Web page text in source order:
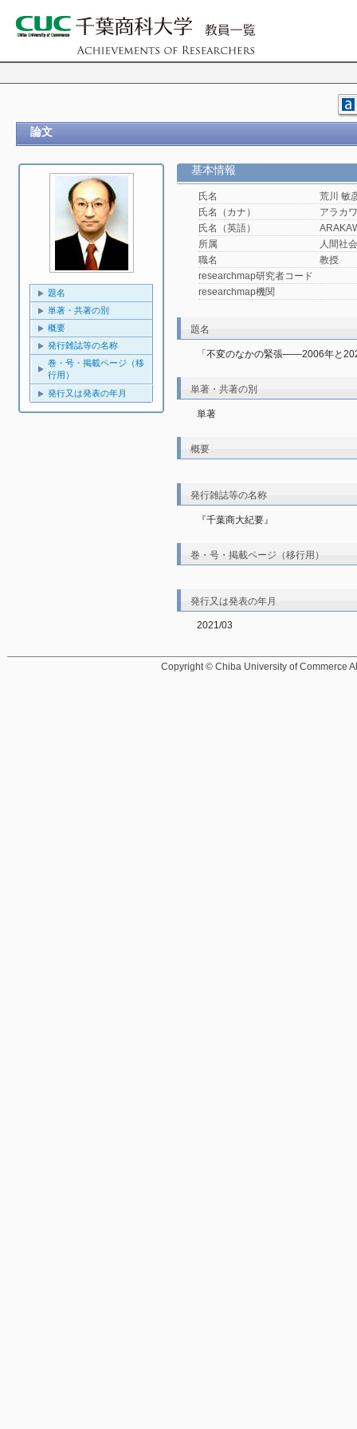
論文
題名
単著・共著の別
概要
発行雑誌等の名称
巻・号・掲載ページ（移
行用）
発行又は発表の年月
基本情報
氏名
荒川 敏
氏名（カナ）
アラカ
氏名（英語）
所属
人間社
職名
教授
researchmap研究者コード
researchmap機関
題名
「不変のなかの緊張――2006年と
単著・共著の別
単著
概要
発行雑誌等の名称
『千葉商大紀要』
巻・号・掲載ページ（移行用）
発行又は発表の年月
2021/03